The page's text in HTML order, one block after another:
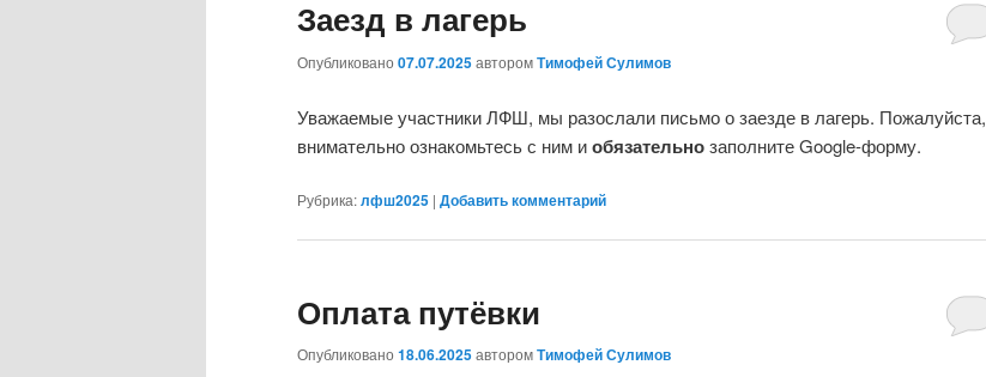
Заезд в лагерь
Опубликовано 07.07.2025авторомТимофей Сулимов
Уважаемые участники ЛФШ, мы разослали письмо о заезде в лагерь. Пожалуйста,
внимательно ознакомьтесь с ним иобязательнозаполните Google-форму.
Рубрика:лфш2025 | Добавить комментарий
Оплата путёвки
Опубликовано 18.06.2025авторомТимофей Сулимов